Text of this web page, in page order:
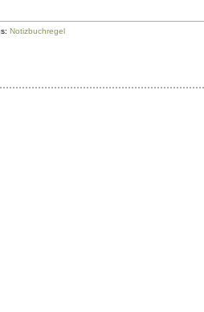
Notizbuchregel